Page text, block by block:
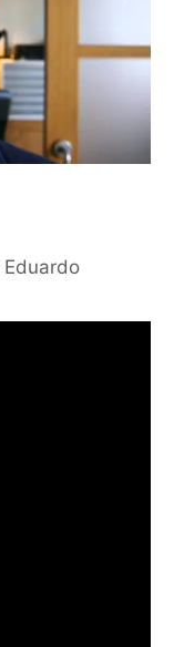
Eduardo